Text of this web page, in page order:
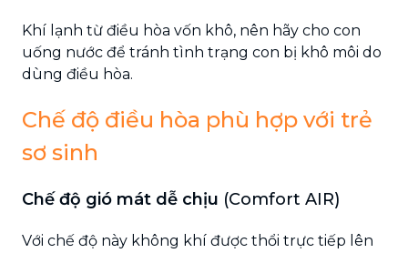
Khí lạnh từ điều hòa vốn khô, nên hãy cho con
uống nước để tránh tình trạng con bị khô môi do
dùng điều hòa.
Chế độ điều hòa phù hợp với trẻ
sơ sinh
Chế độ gió mát dễ chịu (Comfort AIR)
Với chế độ này không khí được thổi trực tiếp lên